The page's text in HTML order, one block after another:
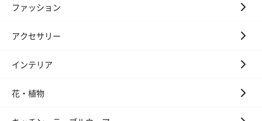
ファッション
アクセサリー
インテリア
花・植物